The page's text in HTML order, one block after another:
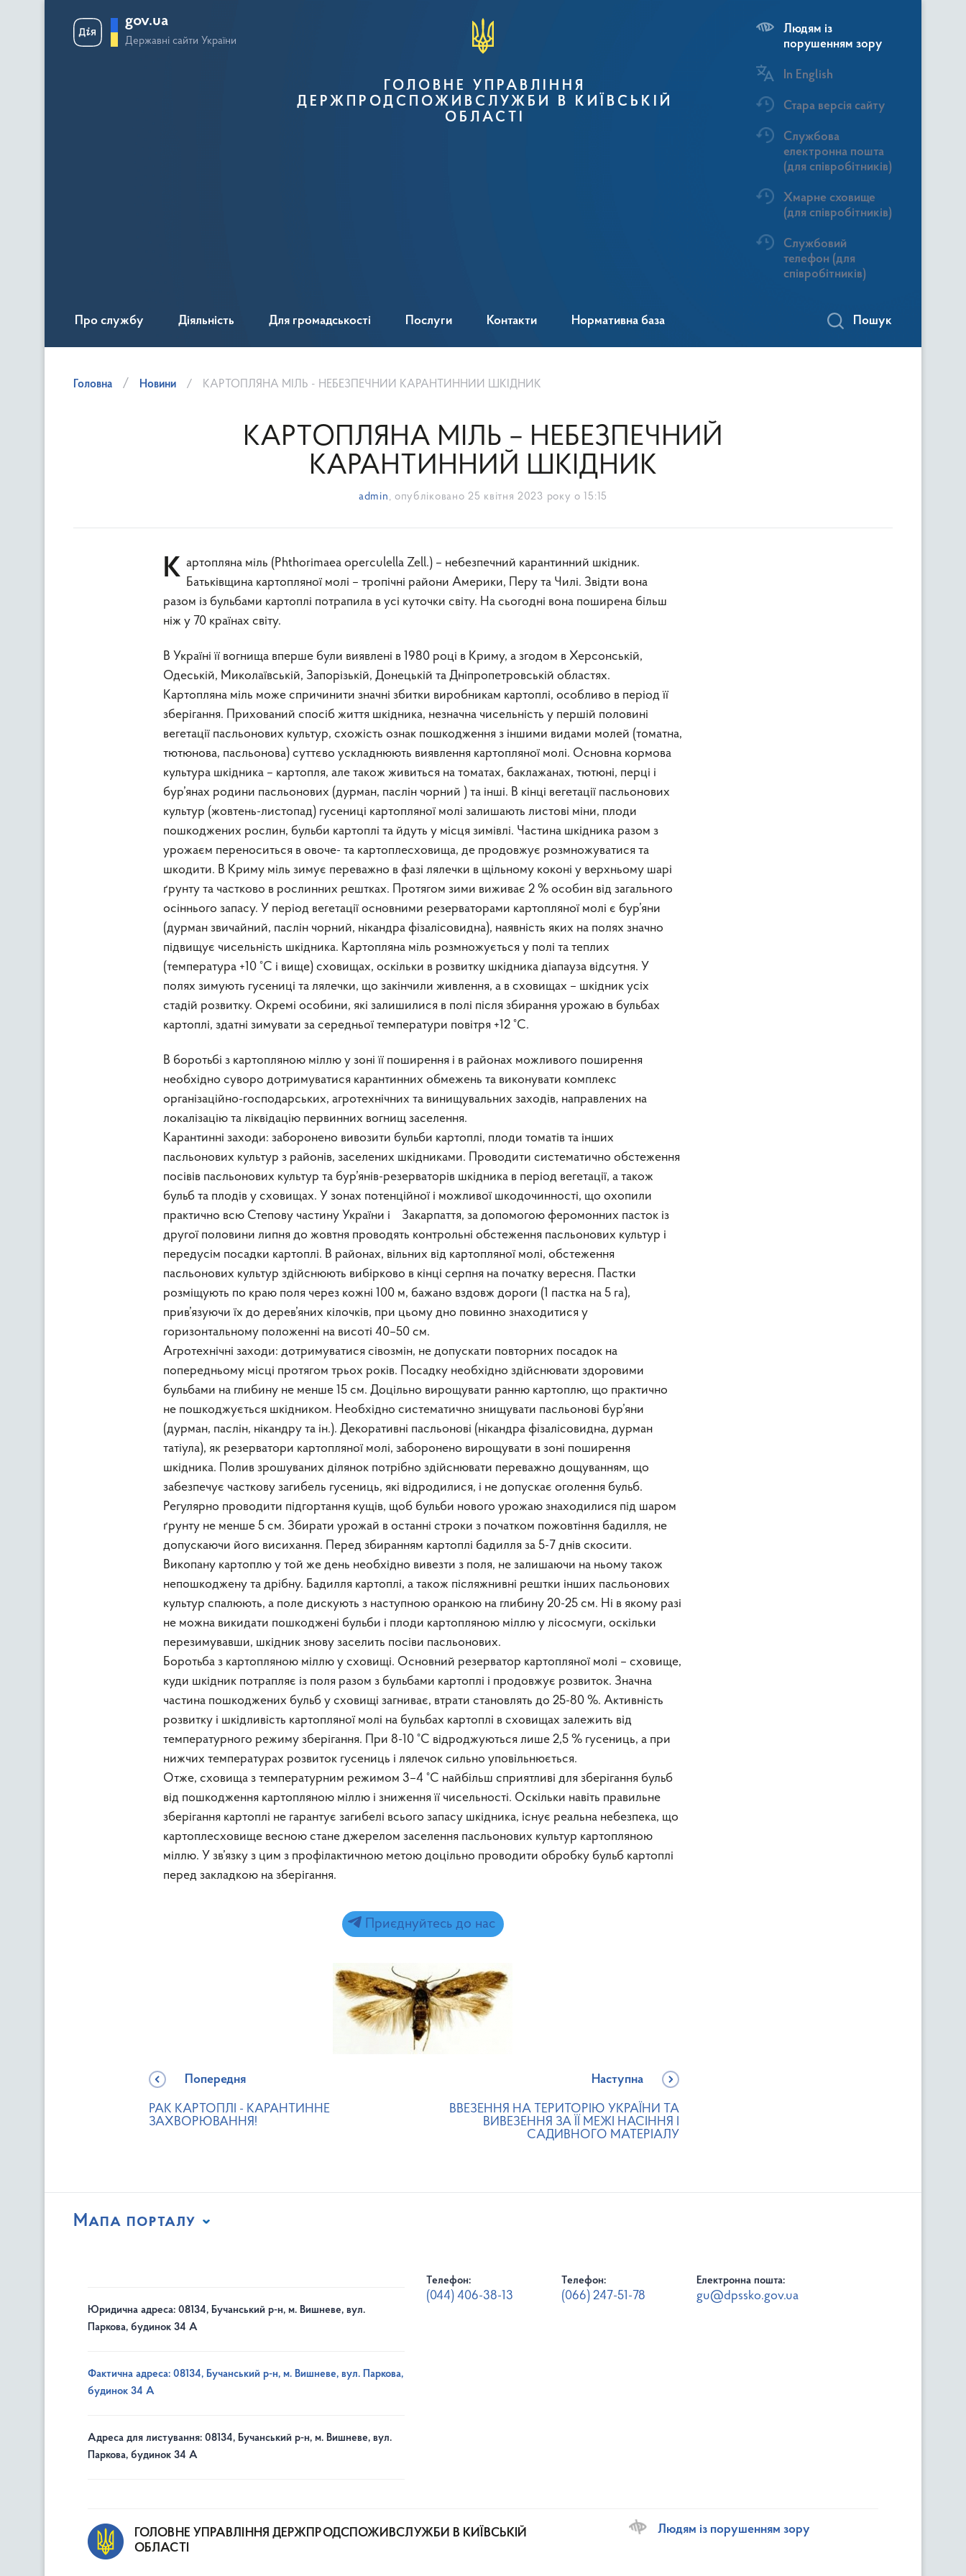
gov.ua
Державні сайти України
ГОЛОВНЕ УПРАВЛІННЯ
ДЕРЖПРОДСПОЖИВСЛУЖБИ В КИЇВСЬКІЙ
ОБЛАСТІ
Людям із
порушенням зору
In English
Стара версія сайту
Службова
електронна пошта
(для співробітників)
Хмарне сховище
(для співробітників)
Службовий
телефон (для
співробітників)
Про службу Діяльність Для громадськості Послуги Контакти Нормативна база Пошук
Головна Новини КАРТОПЛЯНА МІЛЬ - НЕБЕЗПЕЧНИЙ КАРАНТИННИЙ ШКІДНИК
КАРТОПЛЯНА МІЛЬ – НЕБЕЗПЕЧНИЙ
КАРАНТИННИЙ ШКІДНИК
admin , опубліковано 25 квітня 2023 року о 15:15
Картопляна міль (Phthorimaea operculella Zell.) – небезпечний карантинний шкідник. Батьківщина картопляної молі – тропічні райони Америки, Перу та Чилі. Звідти вона
разом із бульбами картоплі потрапила в усі куточки світу. На сьогодні вона поширена більш
ніж у 70 країнах світу.
В Україні її вогнища вперше були виявлені в 1980 році в Криму, а згодом в Херсонській,
Одеській, Миколаївській, Запорізькій, Донецькій та Дніпропетровській областях.
Картопляна міль може спричинити значні збитки виробникам картоплі, особливо в період її
зберігання. Прихований спосіб життя шкідника, незначна чисельність у першій половині
вегетації пасльонових культур, схожість ознак пошкодження з іншими видами молей (томатна,
тютюнова, пасльонова) суттєво ускладнюють виявлення картопляної молі. Основна кормова
культура шкідника – картопля, але також живиться на томатах, баклажанах, тютюні, перці і
бур’янах родини пасльонових (дурман, паслін чорний ) та інші. В кінці вегетації пасльонових
культур (жовтень-листопад) гусениці картопляної молі залишають листові міни, плоди
пошкоджених рослин, бульби картоплі та йдуть у місця зимівлі. Частина шкідника разом з
урожаєм переноситься в овоче- та картоплесховища, де продовжує розмножуватися та
шкодити. В Криму міль зимує переважно в фазі лялечки в щільному коконі у верхньому шарі
ґрунту та частково в рослинних рештках. Протягом зими виживає 2 % особин від загального
осіннього запасу. У період вегетації основними резерваторами картопляної молі є бур’яни
(дурман звичайний, паслін чорний, нікандра фізалісовидна), наявність яких на полях значно
підвищує чисельність шкідника. Картопляна міль розмножується у полі та теплих
(температура +10 °C і вище) сховищах, оскільки в розвитку шкідника діапауза відсутня. У
полях зимують гусениці та лялечки, що закінчили живлення, а в сховищах – шкідник усіх
стадій розвитку. Окремі особини, які залишилися в полі після збирання урожаю в бульбах
картоплі, здатні зимувати за середньої температури повітря +12 °C.
В боротьбі з картопляною міллю у зоні її поширення і в районах можливого поширення
необхідно суворо дотримуватися карантинних обмежень та виконувати комплекс
організаційно-господарських, агротехнічних та винищувальних заходів, направлених на
локалізацію та ліквідацію первинних вогнищ заселення.
Карантинні заходи: заборонено вивозити бульби картоплі, плоди томатів та інших
пасльонових культур з районів, заселених шкідниками. Проводити систематично обстеження
посівів пасльонових культур та бур’янів-резерваторів шкідника в період вегетації, а також
бульб та плодів у сховищах. У зонах потенційної і можливої шкодочинності, що охопили
практично всю Степову частину України і Закарпаття, за допомогою феромонних пасток із
другої половини липня до жовтня проводять контрольні обстеження пасльонових культур і
передусім посадки картоплі. В районах, вільних від картопляної молі, обстеження
пасльонових культур здійснюють вибірково в кінці серпня на початку вересня. Пастки
розміщують по краю поля через кожні 100 м, бажано вздовж дороги (1 пастка на 5 га),
прив’язуючи їх до дерев’яних кілочків, при цьому дно повинно знаходитися у
горизонтальному положенні на висоті 40–50 см.
Агротехнічні заходи: дотримуватися сівозмін, не допускати повторних посадок на
попередньому місці протягом трьох років. Посадку необхідно здійснювати здоровими
бульбами на глибину не менше 15 см. Доцільно вирощувати ранню картоплю, що практично
не пошкоджується шкідником. Необхідно систематично знищувати пасльонові бур’яни
(дурман, паслін, нікандру та ін.). Декоративні пасльонові (нікандра фізалісовидна, дурман
татіула), як резерватори картопляної молі, заборонено вирощувати в зоні поширення
шкідника. Полив зрошуваних ділянок потрібно здійснювати переважно дощуванням, що
забезпечує часткову загибель гусениць, які відродилися, і не допускає оголення бульб.
Регулярно проводити підгортання кущів, щоб бульби нового урожаю знаходилися під шаром
ґрунту не менше 5 см. Збирати урожай в останні строки з початком пожовтіння бадилля, не
допускаючи його висихання. Перед збиранням картоплі бадилля за 5-7 днів скосити.
Викопану картоплю у той же день необхідно вивезти з поля, не залишаючи на ньому також
непошкоджену та дрібну. Бадилля картоплі, а також післяжнивні рештки інших пасльонових
культур спалюють, а поле дискують з наступною оранкою на глибину 20-25 см. Ні в якому разі
не можна викидати пошкоджені бульби і плоди картопляною міллю у лісосмуги, оскільки
перезимувавши, шкідник знову заселить посіви пасльонових.
Боротьба з картопляною міллю у сховищі. Основний резерватор картопляної молі – сховище,
куди шкідник потрапляє із поля разом з бульбами картоплі і продовжує розвиток. Значна
частина пошкоджених бульб у сховищі загниває, втрати становлять до 25-80 %. Активність
розвитку і шкідливість картопляної молі на бульбах картоплі в сховищах залежить від
температурного режиму зберігання. При 8-10 °C відроджуються лише 2,5 % гусениць, а при
нижчих температурах розвиток гусениць і лялечок сильно уповільнюється.
Отже, сховища з температурним режимом 3–4 °C найбільш сприятливі для зберігання бульб
від пошкодження картопляною міллю і зниження її чисельності. Оскільки навіть правильне
зберігання картоплі не гарантує загибелі всього запасу шкідника, існує реальна небезпека, що
картоплесховище весною стане джерелом заселення пасльонових культур картопляною
міллю. У зв’язку з цим з профілактичною метою доцільно проводити обробку бульб картоплі
перед закладкою на зберігання.
Приєднуйтесь до нас
Попередня
РАК КАРТОПЛІ - КАРАНТИННЕ
ЗАХВОРЮВАННЯ!
Наступна
ВВЕЗЕННЯ НА ТЕРИТОРІЮ УКРАЇНИ ТА
ВИВЕЗЕННЯ ЗА ЇЇ МЕЖІ НАСІННЯ І
САДИВНОГО МАТЕРІАЛУ
Мапа порталу
Юридична адреса: 08134, Бучанський р-н, м. Вишневе, вул.
Паркова, будинок 34 А
Фактична адреса: 08134, Бучанський р-н, м. Вишневе, вул. Паркова,
будинок 34 А
Адреса для листування: 08134, Бучанський р-н, м. Вишневе, вул.
Паркова, будинок 34 А
Телефон:
(044) 406-38-13
Телефон:
(066) 247-51-78
Електронна пошта:
gu@dpssko.gov.ua
ГОЛОВНЕ УПРАВЛІННЯ ДЕРЖПРОДСПОЖИВСЛУЖБИ В КИЇВСЬКІЙ
ОБЛАСТІ
Людям із порушенням зору